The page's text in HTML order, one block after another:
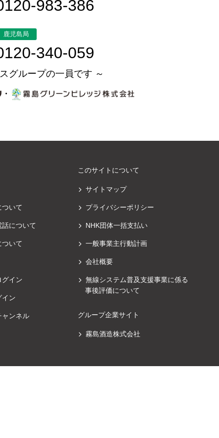
983-386
鹿児島局
340-059
グループの一員です ～
・
いて
について
いて
イン
イン
ンネル
このサイトについて
サイトマップ
プライバシーポリシー
NHK団体一括支払い
一般事業主行動計画
会社概要
無線システム普及支援事業に係る
事後評価について
グループ企業サイト
霧島酒造株式会社